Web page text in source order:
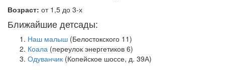
Возраст: от 1,5 до 3-х
Ближайшие детсады:
Наш малыш (Белостокского 11)
Коала (переулок энергетиков 6)
Одуванчик (Копейское шоссе, д. 39А)